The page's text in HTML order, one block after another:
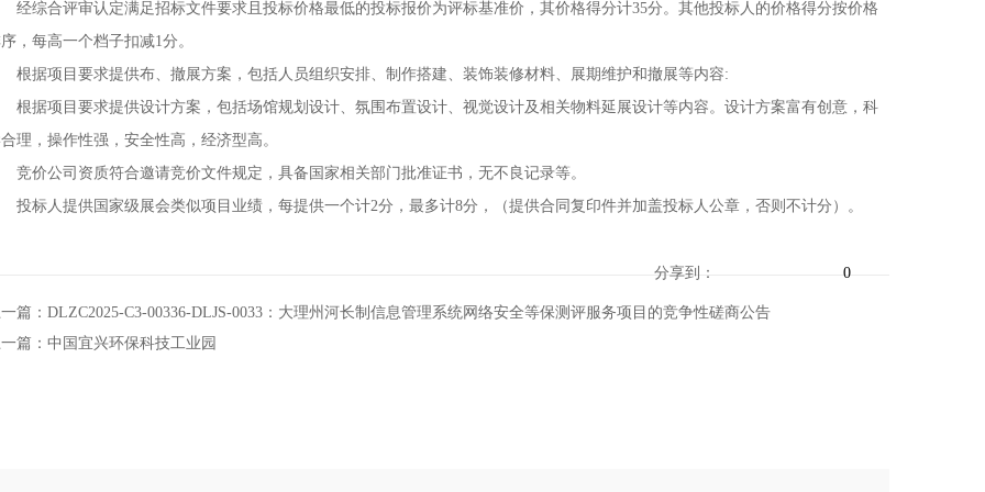
合评审认定满足招标文件要求且投标价格最低的投标报价为评标基准价，其价格得分计35分。其他投标人的价格得分按价格
，每高一个档子扣减1分。
项目要求提供布、撤展方案，包括人员组织安排、制作搭建、装饰装修材料、展期维护和撤展等内容:
项目要求提供设计方案，包括场馆规划设计、氛围布置设计、视觉设计及相关物料延展设计等内容。设计方案富有创意，科
理，操作性强，安全性高，经济型高。
公司资质符合邀请竞价文件规定，具备国家相关部门批准证书，无不良记录等。
人提供国家级展会类似项目业绩，每提供一个计2分，最多计8分，（提供合同复印件并加盖投标人公章，否则不计分）。
分享到： 0
篇：DLZC2025-C3-00336-DLJS-0033：大理州河长制信息管理系统网络安全等保测评服务项目的竞争性磋商公告
篇：中国宜兴环保科技工业园